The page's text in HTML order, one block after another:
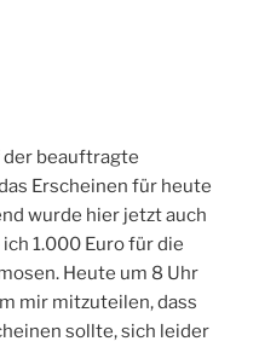
beauftragte
Erscheinen für heute
wurde hier jetzt auch
1.000 Euro für die
Heute um 8 Uhr
mir mitzuteilen, dass
sollte, sich leider